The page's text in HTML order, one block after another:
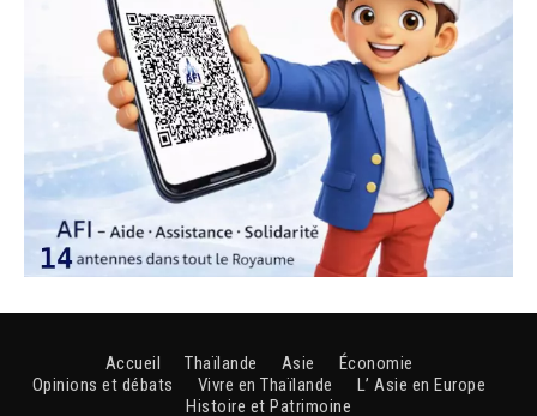
Accueil Thaïlande Asie
Économie
Opinions et débats
Vivre en Thaïlande
L’ Asie en Europe
Histoire et Patrimoine